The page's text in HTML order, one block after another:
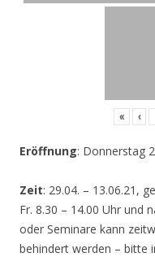
« ‹
Eröffnung: Donnerstag
Zeit: 29.04. – 13.06.21,
Fr. 8.30 – 14.00 Uhr und
oder Seminare kann
behindert werden – bitte